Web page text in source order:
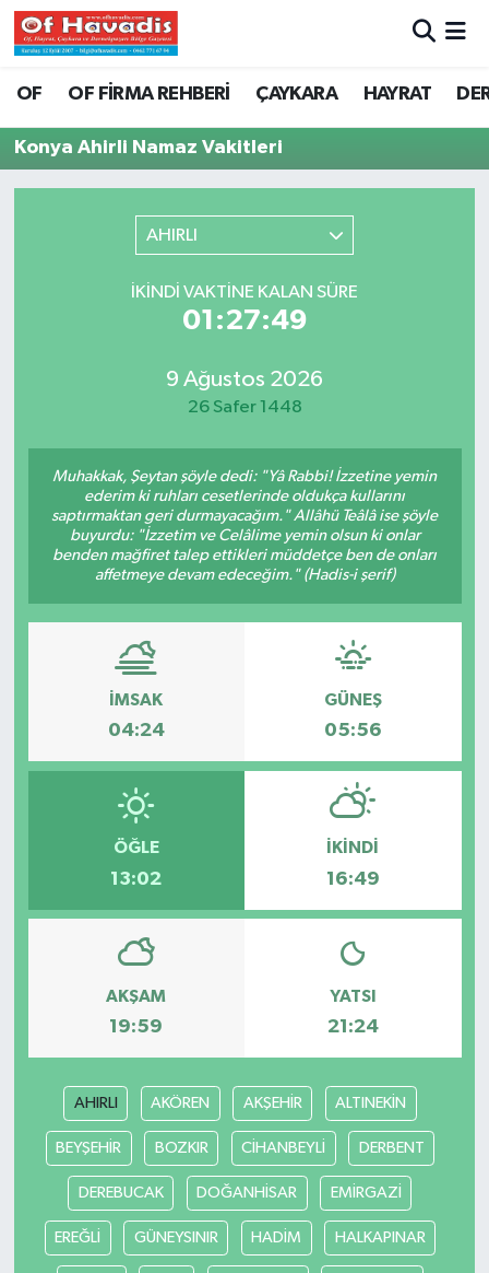
OF OF FİRMA REHBERİ ÇAYKARA HAYRAT
Konya Ahirli Namaz Vakitleri
AHIRLI
İKINDI VAKTINE KALAN SÜRE
01:27:49
9 Ağustos 2026
26 Safer 1448
Muhakkak, Şeytan şöyle dedi: "Yâ Rabbi! İzzetine yemin
ederim ki ruhları cesetlerinde oldukça kullarını
saptırmaktan geri durmayacağım." Allâhü Teâlâ ise şöyle
buyurdu: "İzzetim ve Celâlime yemin olsun ki onlar
benden mağfiret talep ettikleri müddetçe ben de onları
affetmeye devam edeceğim." (Hadis-i şerif)
İMSAK
04:24
GÜNEŞ
05:56
ÖĞLE
13:02
İKINDI
16:49
AKŞAM
19:59
YATSI
21:24
AHIRLI AKÖREN AKŞEHİR ALTINEKİN
BEYŞEHİR BOZKIR CİHANBEYLİ DERBENT
DEREBUCAK DOĞANHİSAR EMİRGAZİ
EREĞLİ GÜNEYSINIR HADİM HALKAPINAR
Trabzon Nöbetçi Eczaneler
Trabzon Hava Durumu
Trabzon Namaz Vakitleri
Trabzon Trafik Yoğunluk Haritası
Süper Lig Puan Durumu ve Fikstür
Son Dakika Haberleri
Haber Arşivi